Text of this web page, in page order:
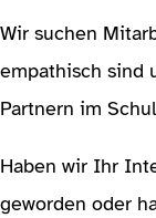
Wir suchen
empathisch sind
Partnern im
Haben wir Ihr
geworden oder